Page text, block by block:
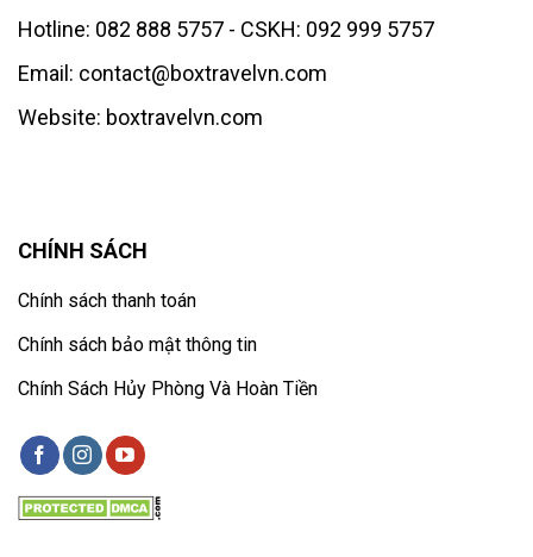
Hotline: 082 888 5757 - CSKH: 092 999 5757
Email: contact@boxtravelvn.com
Website: boxtravelvn.com
CHÍNH SÁCH
Chính sách thanh toán
Chính sách bảo mật thông tin
Chính Sách Hủy Phòng Và Hoàn Tiền